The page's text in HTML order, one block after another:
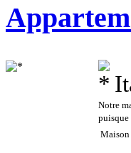
Notre
puisque
Maison